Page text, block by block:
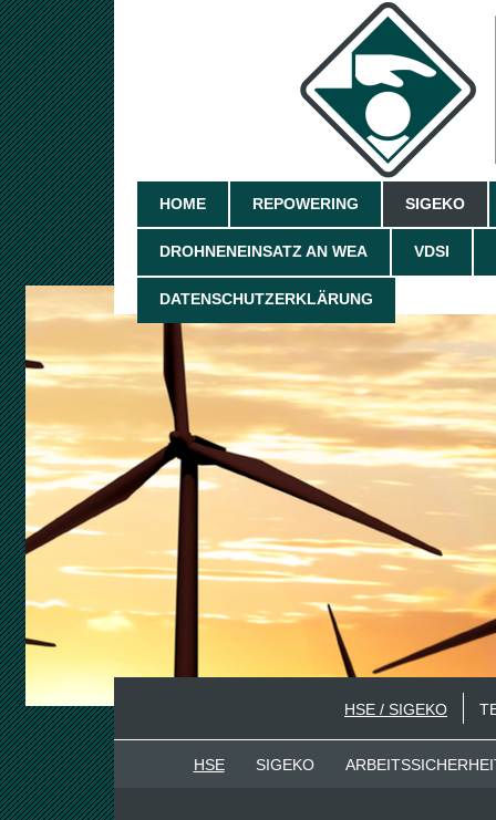
HOME REPOWERING SIGEKO
DROHNENEINSATZ AN WEA VDSI
DATENSCHUTZERKLÄRUNG
HSE / SIGEKO
HSE SIGEKO